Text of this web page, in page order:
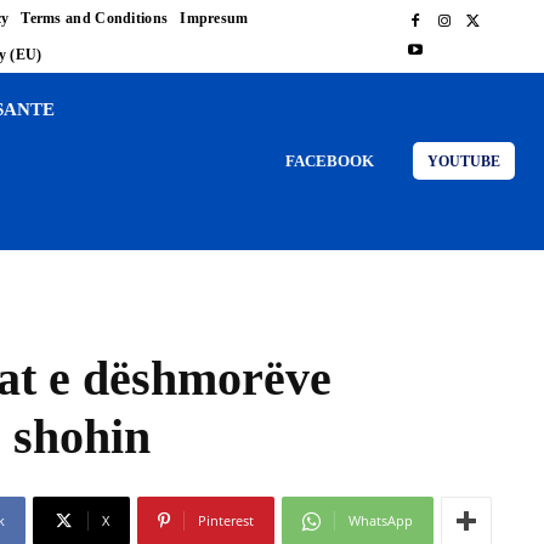
Terms and Conditions Impresum
(EU)
FACEBOOK YOUTUBE
e dëshmorëve
X Pinterest WhatsApp